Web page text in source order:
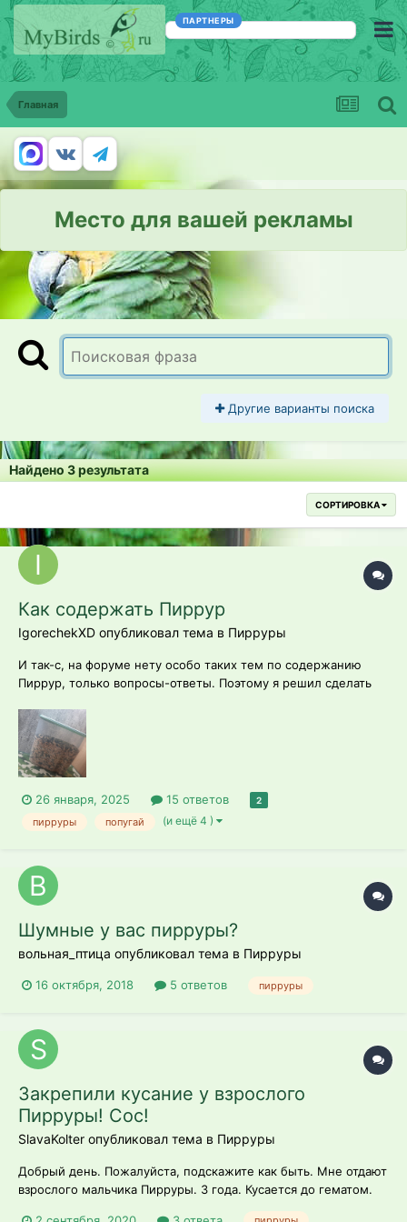
ПАРТНЕРЫ
Главная
Место для вашей рекламы
Другие варианты поиска
Найдено 3 результата
СОРТИРОВКА
Как содержать Пиррур
IgorechekXD опубликовал тема в Пирруры
И так-с, на форуме нету особо таких тем по содержанию
Пиррур, только вопросы-ответы. Поэтому я решил сделать
гораздо нравятся большие клетки, в том числе и Пиррурам.
Минимальный размер клетки для Пиррур должен быть
60*60*120. При со...
26 января, 2025 15 ответов 2
пирруры попугай (и ещё 4 )
Шумные у вас пирруры?
вольная_птица опубликовал тема в Пирруры
16 октября, 2018 5 ответов пирруры
Закрепили кусание у взрослого
Пирруры! Сос!
SlavaKolter опубликовал тема в Пирруры
Добрый день. Пожалуйста, подскажите как быть. Мне отдают
взрослого мальчика Пирруры. 3 года. Кусается до гематом.